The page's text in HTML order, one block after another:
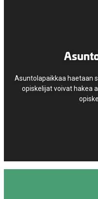
Asuntolapaikkaa haetaan
opiskelijat voivat hakea